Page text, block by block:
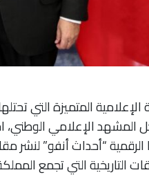
المتميزة التي
المشهد الإعلامي الوطني،
“أحداث أنفو” لنشر
العلاقات التاريخية التي تجمع